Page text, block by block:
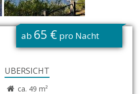
ab 65 € pro Nacht
ÜBERSICHT
ca. 49 m²